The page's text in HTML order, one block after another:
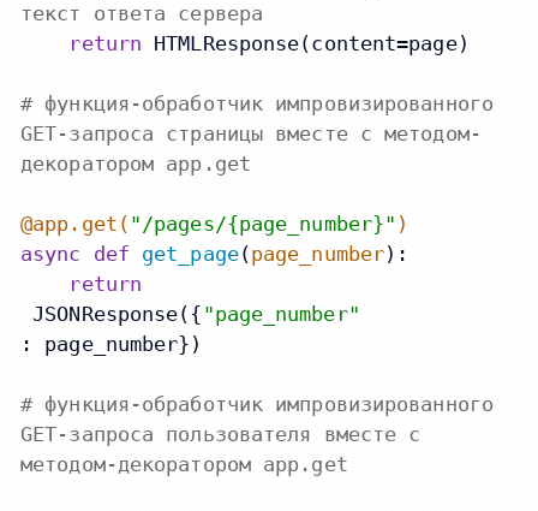
текст ответа сервера
return HTMLResponse(content=page)
# функция-обработчик импровизированного
GET-запроса страницы вместе с методом-
декоратором app.get
@app.get( "/pages/{page_number}" )
async
def get_page(page_number):
return
JSONResponse({ "page_number"
: page_number})
# функция-обработчик импровизированного
GET-запроса пользователя вместе с
методом-декоратором app.get